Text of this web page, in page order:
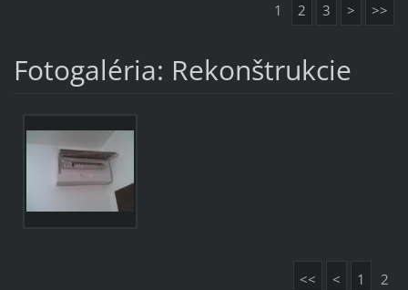
1 2 3 > >>
Fotogaléria: Rekonštrukcie
<< < 1 2